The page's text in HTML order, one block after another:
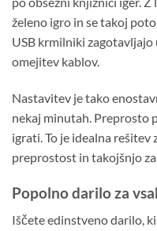
želeno igro in se takoj
USB krmilniki
omejitev kablov.
Nastavitev je tako
nekaj minutah. Preprosto
igrati. To je idealna rešitev
preprostost in takojšnjo
Popolno darilo za
Iščete edinstveno darilo,